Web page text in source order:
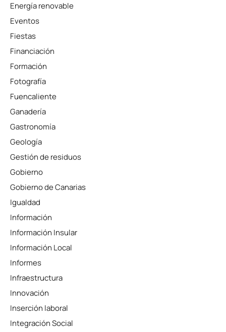
Energía renovable
Eventos
Fiestas
Financiación
Formación
Fotografía
Fuencaliente
Ganadería
Gastronomía
Geología
Gestión de residuos
Gobierno
Gobierno de Canarias
Igualdad
Información
Información Insular
Información Local
Informes
Infraestructura
Innovación
Inserción laboral
Integración Social